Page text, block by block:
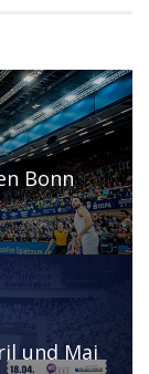
Bonn
und Mai